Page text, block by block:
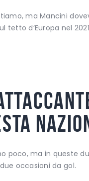
ma Mancini
tetto d’Europa nel
poco, ma in queste
occasioni da gol.